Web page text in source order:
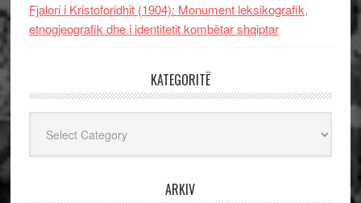
Fjalori i Kristoforidhit (1904): Monument leksikografik,
etnogjeografik dhe i identitetit kombëtar shqiptar
KATEGORITË
ARKIV